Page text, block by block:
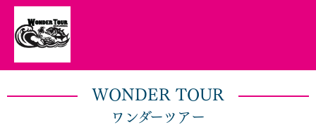
WONDER TOUR
ワンダーツアー